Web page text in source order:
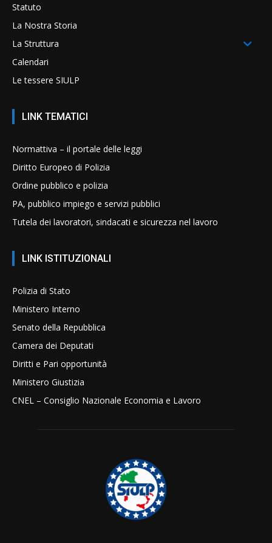
Statuto
La Nostra Storia
La Struttura
Calendari
Le tessere SIULP
LINK TEMATICI
Normattiva – il portale delle leggi
Diritto Europeo di Polizia
Ordine pubblico e polizia
PA, pubblico impiego e servizi pubblici
Tutela dei lavoratori, sindacati e sicurezza nel lavoro
LINK ISTITUZIONALI
Polizia di Stato
Ministero Interno
Senato della Repubblica
Camera dei Deputati
Diritti e Pari opportunità
Ministero Giustizia
CNEL – Consiglio Nazionale Economia e Lavoro